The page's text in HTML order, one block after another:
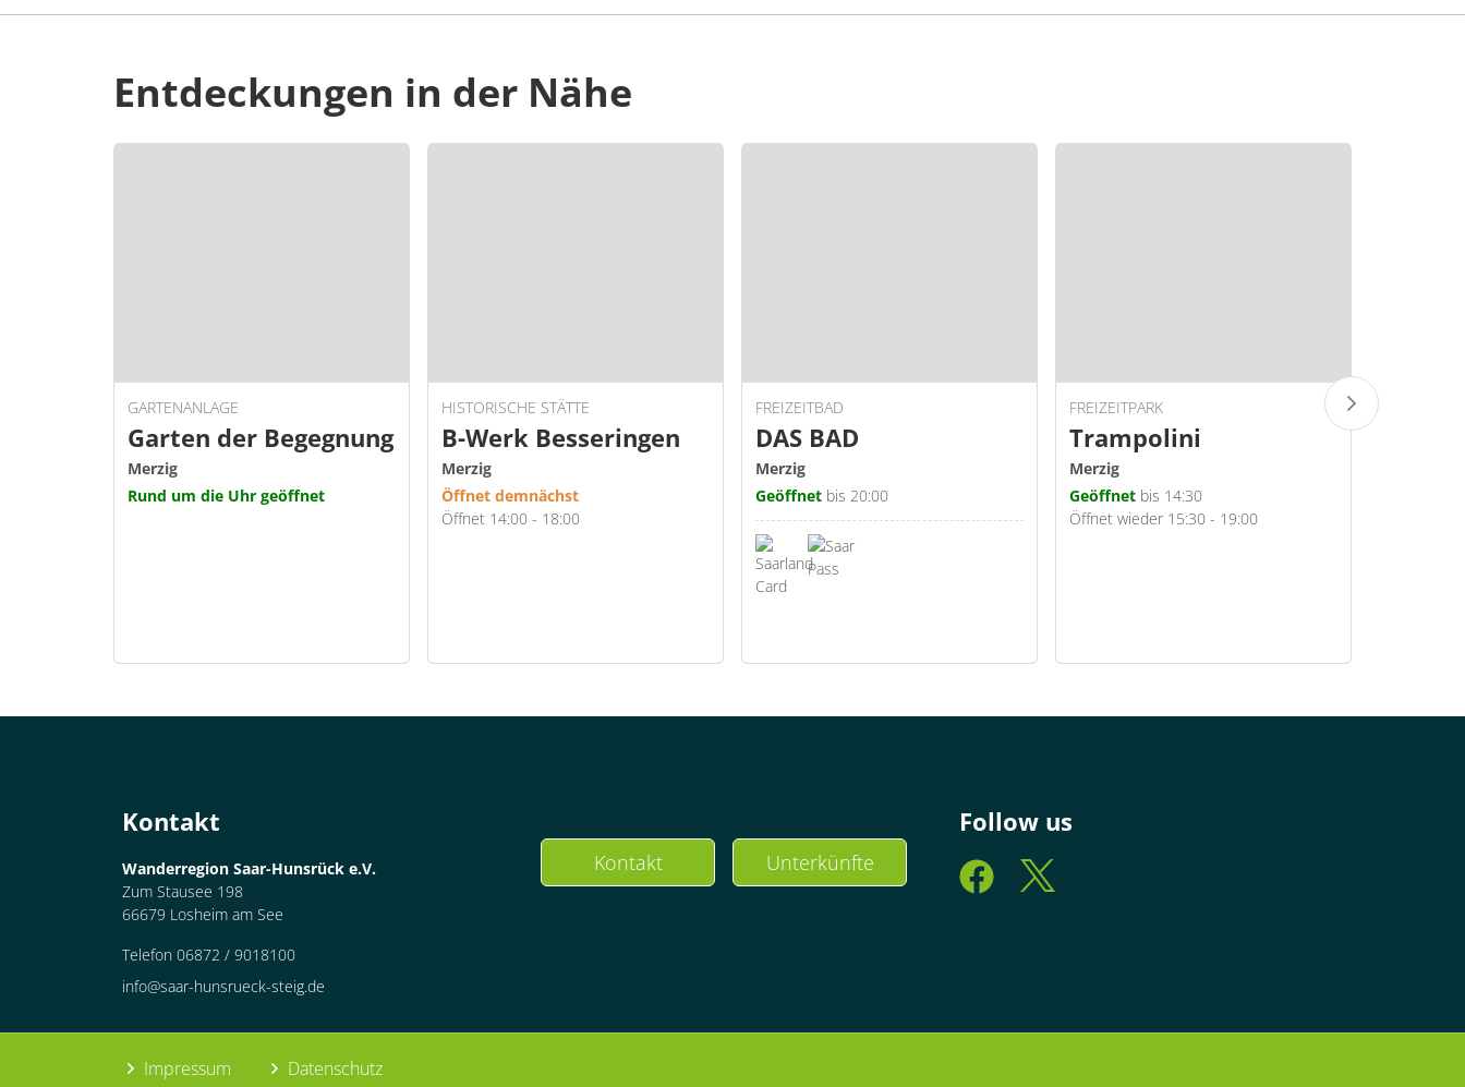
Entdeckungen in der Nähe
GARTENANLAGE
Garten der Begegnung
Merzig
Rund um die Uhr geöffnet
HISTORISCHE STÄTTE
B-Werk Besseringen
Merzig
Öffnet demnächst
Öffnet 14:00 - 18:00
FREIZEITBAD
DAS BAD
Merzig
Geöffnet bis 20:00
FREIZEITPARK
Trampolini
Merzig
Geöffnet bis 14:30
Öffnet wieder 15:30 - 19:00
Kontakt
Wanderregion Saar-Hunsrück e.V.
Zum Stausee 198
66679 Losheim am See
Telefon 06872 / 9018100
info@saar-hunsrueck-steig.de
Kontakt Unterkünfte
Follow us
Impressum Datenschutz